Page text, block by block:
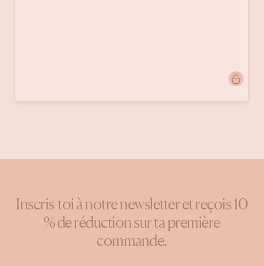
publiée
Inscris-toi à notre newsletter et reçois 10
% de réduction sur ta première
commande.